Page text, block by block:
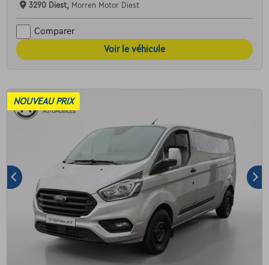
3290 Diest, Morren Motor Diest
Comparer
Voir le véhicule
NOUVEAU PRIX